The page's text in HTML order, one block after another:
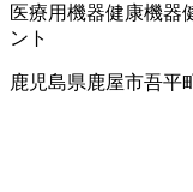
医療用機器健康機器
ント
鹿児島県鹿屋市吾平